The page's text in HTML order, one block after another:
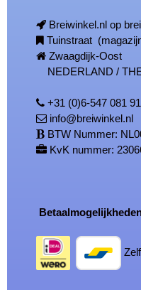
Breiwinkel.nl op
Tuinstraat
Zwaagdijk-Oost
NEDERLAND /
+31 (0)6-547 081
info@breiwinkel.nl
BTW Nummer:
KvK nummer: